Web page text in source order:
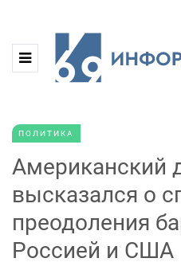
ПОЛИТИКА
Американский
высказался о
преодоления
Россией и США